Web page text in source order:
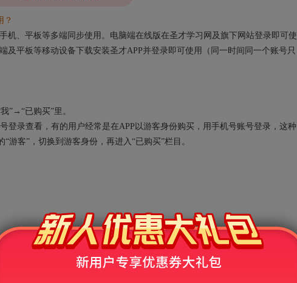
、平板等多端同步使用。电脑端在线版在圣才学习网及旗下网站登录即可使
及平板等移动设备下载安装圣才APP并登录即可使用（同一时间同一个账号只
”→“已购买”里。
录查看，有的用户经常是在APP以游客身份购买，用手机号账号登录，这种
游客”，切换到游客身份，再进入“已购买”栏目。
的时候却提示“您的额度已用完，需充值后继续使用”？
过程中，会消耗各种AI算力资源，系统会默认赠送一定的免费额度，当免费